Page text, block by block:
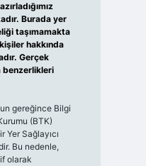
Burada yer
taşımamakta
hakkında
Gerçek
benzerlikleri
gereğince Bilgi
(BTK)
Yer Sağlayıcı
Bu nedenle,
olarak